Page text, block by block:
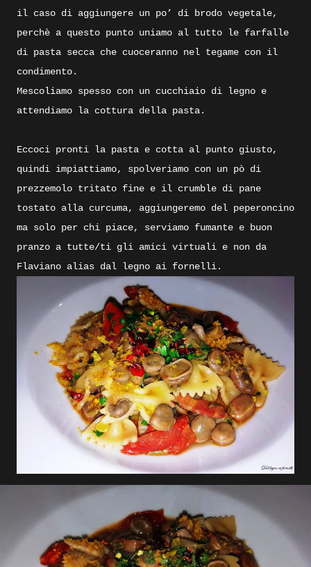
il caso di aggiungere un po’ di brodo vegetale,
perchè a questo punto uniamo al tutto le farfalle
di pasta secca che cuoceranno nel tegame con il
condimento.
Mescoliamo spesso con un cucchiaio di legno e
attendiamo la cottura della pasta.
Eccoci pronti la pasta e cotta al punto giusto,
quindi impiattiamo, spolveriamo con un pò di
prezzemolo tritato fine e il crumble di pane
tostato alla curcuma, aggiungeremo del peperoncino
ma solo per chi piace, serviamo fumante e buon
pranzo a tutte/ti gli amici virtuali e non da
Flaviano alias dal legno ai fornelli.